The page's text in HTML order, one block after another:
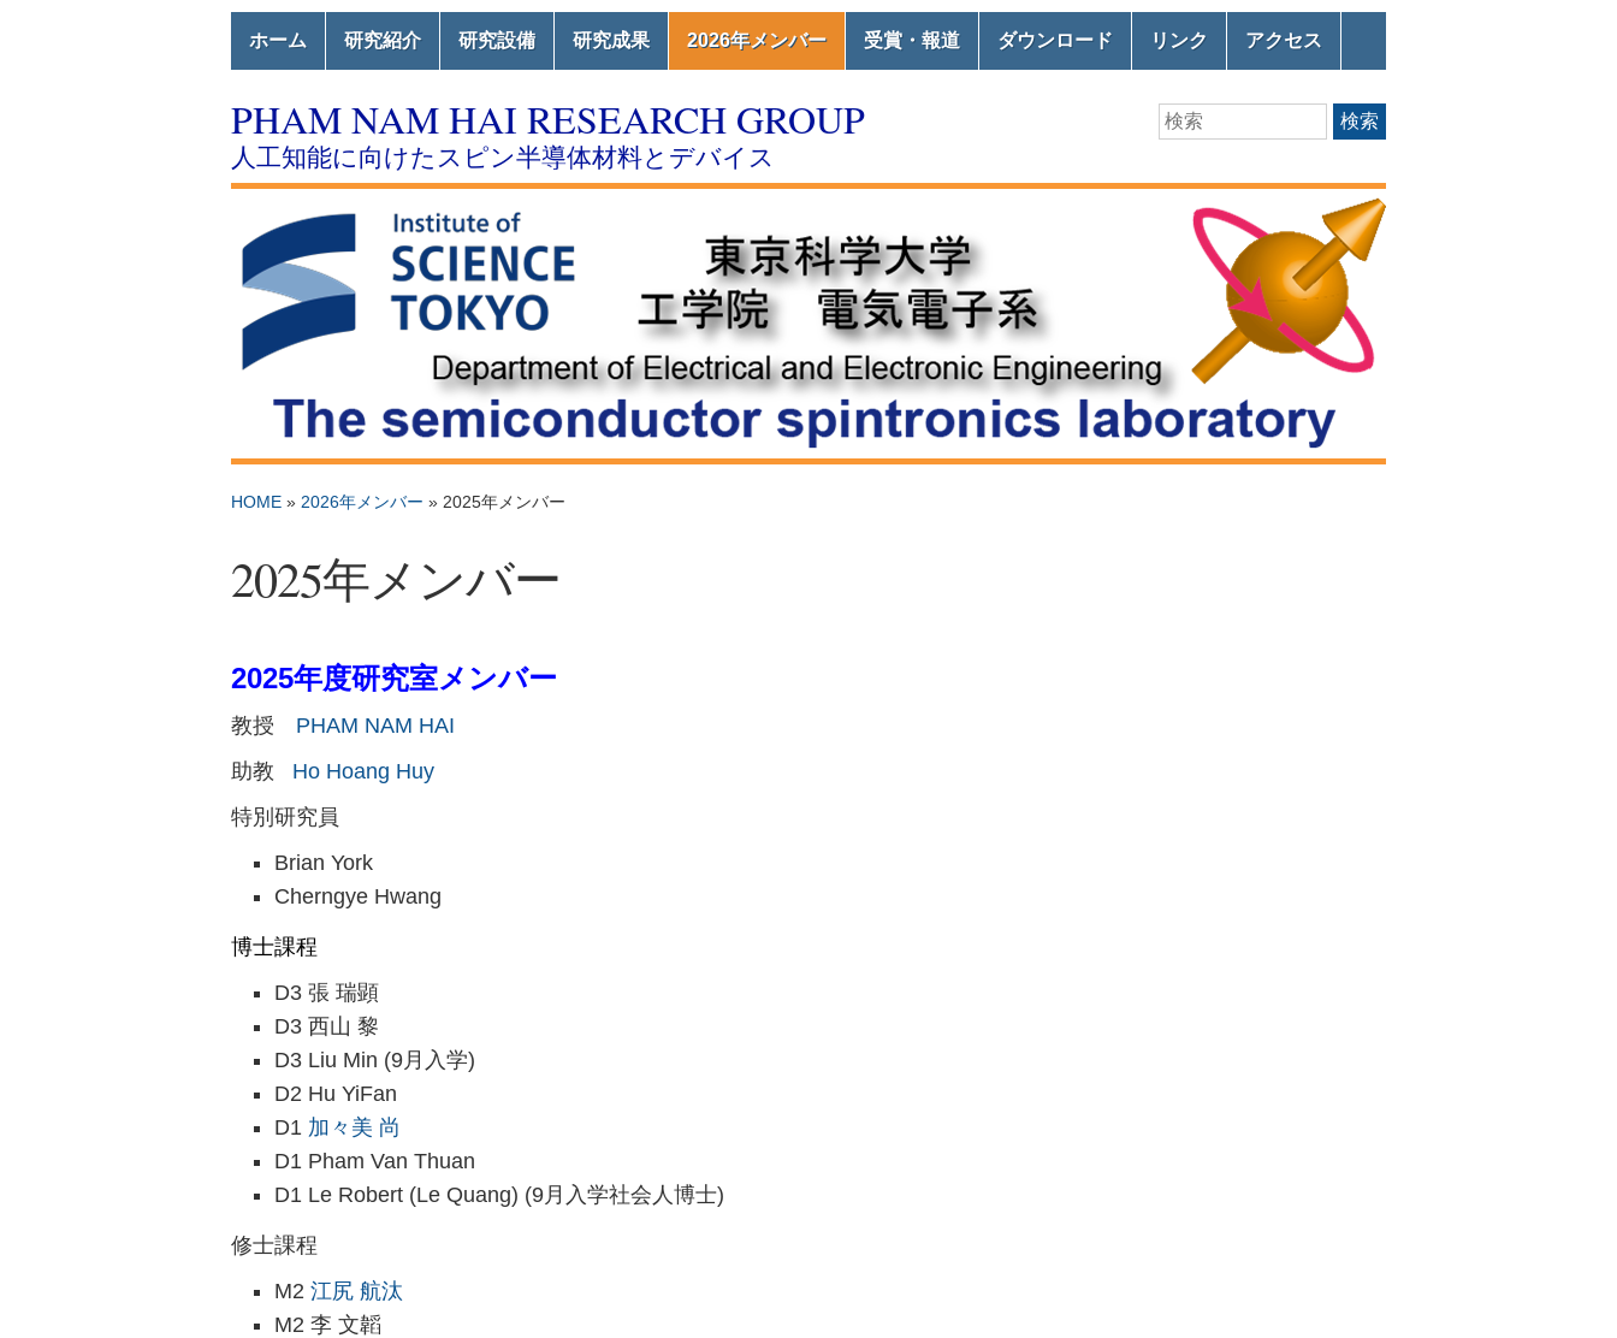
ホーム 研究紹介 研究設備 研究成果 2026年メンバー 受賞・報道 ダウンロード リンク アクセス
PHAM NAM HAI RESEARCH GROUP
人工知能に向けたスピン半導体材料とデバイス
Search 検索
HOME » 2026年メンバー » 2025年メンバー
2025年メンバー
2025年度研究室メンバー
教授 PHAM NAM HAI
助教 Ho Hoang Huy
特別研究員
Brian York
Cherngye Hwang
博士課程
D3 張 瑞顕
D3 西山 黎
D3 Liu Min (9月入学)
D2 Hu YiFan
D1 加々美 尚
D1 Pham Van Thuan
D1 Le Robert (Le Quang) (9月入学社会人博士)
修士課程
M2 江尻 航汰
M2 李 文韜